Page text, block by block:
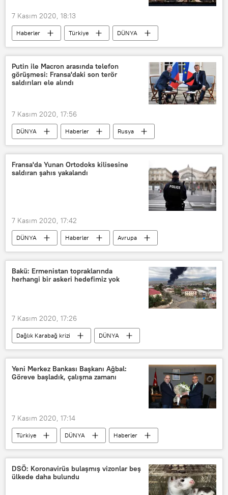
7 Kasım 2020, 18:13
Haberler Türkiye
DÜNYA
Avrupa
Avrupa Konseyi Parlamenter Meclisi
Ayasofya
Recep Tayyip Erdoğan
Putin ile Macron arasında telefon
görüşmesi: Fransa'daki son terör
saldırıları ele alındı
7 Kasım 2020, 17:56
DÜNYA Haberler
Rusya
Fransa
Vladimir Putin
Emmanuel Macron
Terörle mücadele
terör saldırıları
Telefon görüşmesi
Fransa'da Yunan Ortodoks kilisesine
saldıran şahıs yakalandı
7 Kasım 2020, 17:42
DÜNYA Haberler
Avrupa
Fransa
Lyon
Yunan Ortodoks Kilisesi
Gözaltı
Şüpheli
Bakü: Ermenistan topraklarında
herhangi bir askeri hedefimiz yok
7 Kasım 2020, 17:26
Dağlık Karabağ krizi
DÜNYA
Haberler
Azerbaycan
Dağlık Karabağ
Ermenistan
bombardıman
Yeni Merkez Bankası Başkanı Ağbal:
Göreve başladık, çalışma zamanı
7 Kasım 2020, 17:14
Türkiye DÜNYA
Haberler
Merkez Bankası
TCMB
Naci Ağbal
Murat Uysal
Twitter
DSÖ: Koronavirüs bulaşmış vizonlar beş
ülkede daha bulundu